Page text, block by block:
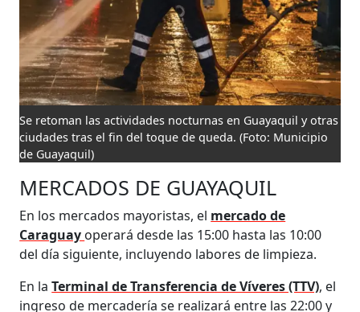
Se retoman las actividades nocturnas en Guayaquil y otras
ciudades tras el fin del toque de queda. (Foto: Municipio
de Guayaquil)
MERCADOS DE GUAYAQUIL
En los mercados mayoristas, el mercado de
Caraguay operará desde las 15:00 hasta las 10:00
del día siguiente, incluyendo labores de limpieza.
En laTerminal de Transferencia de Víveres (TTV), el
ingreso de mercadería se realizará entre las 22:00 y